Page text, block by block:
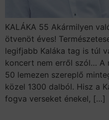
KALÁKA 55 Akármilyen
ötvenöt éves!
legifjabb Kaláka tag is túl
koncert nem erről szól… A
50 lemezen szereplő
közel 1300 dalból. Hisz a
fogva verseket énekel, […]